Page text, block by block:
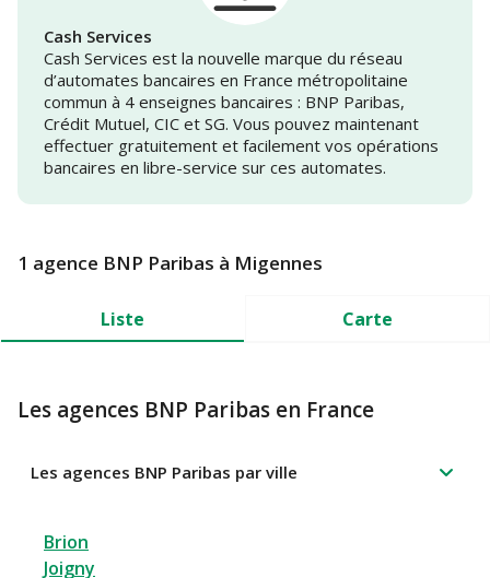
Cash Services
Cash Services est la nouvelle marque du réseau
d’automates bancaires en France métropolitaine
commun à 4 enseignes bancaires : BNP Paribas,
Crédit Mutuel, CIC et SG. Vous pouvez maintenant
effectuer gratuitement et facilement vos opérations
bancaires en libre-service sur ces automates.
1 agence BNP Paribas à Migennes
Liste Carte
Les agences BNP Paribas en France
Les agences BNP Paribas par ville
Brion
Joigny